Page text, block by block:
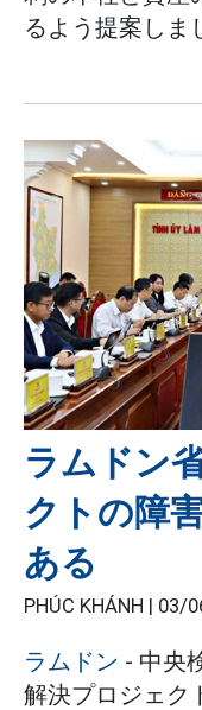
るよう提案しま
ラムドン
クトの障
ある
PHÚC KHÁNH | 03/
ラムドン - 中央
解決プロジェク